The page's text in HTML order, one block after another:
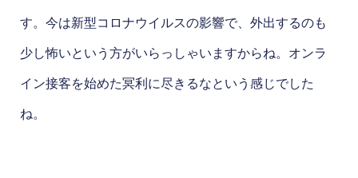
す。今は新型コロナウイルスの影響で、外出するのも
少し怖いという方がいらっしゃいますからね。オンラ
イン接客を始めた冥利に尽きるなという感じでした
ね。